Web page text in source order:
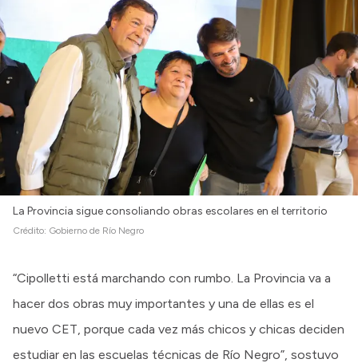
La Provincia sigue consoliando obras escolares en el territorio
Crédito: Gobierno de Río Negro
“Cipolletti está marchando con rumbo. La Provincia va a
hacer dos obras muy importantes y una de ellas es el
nuevo CET, porque cada vez más chicos y chicas deciden
estudiar en las escuelas técnicas de Río Negro”, sostuvo